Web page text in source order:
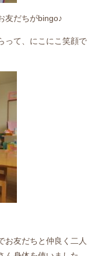
友だちがbingo♪
って、にこにこ笑顔で
お友だちと仲良く二人